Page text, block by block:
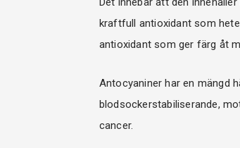
kraftfull antioxidant som
antioxidant som ger färg åt
Antocyaniner har en mängd
blodsockerstabiliserande,
cancer.